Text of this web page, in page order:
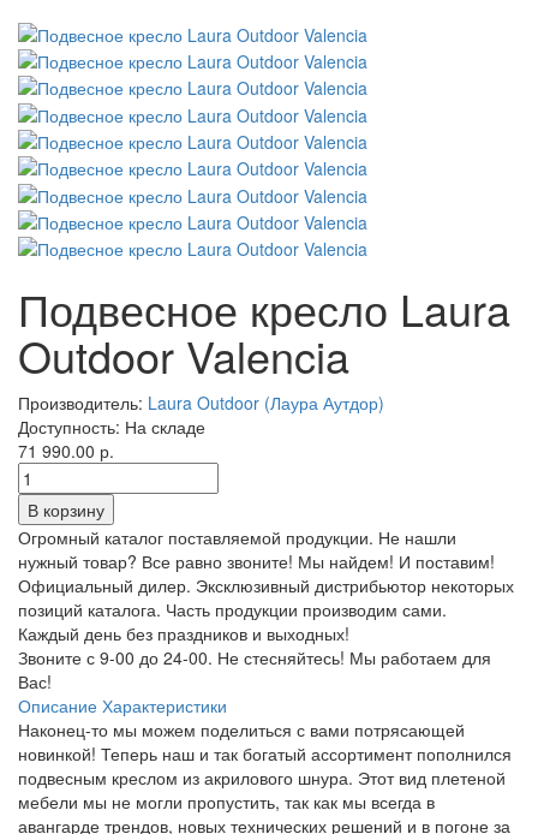
Подвесное кресло Laura
Outdoor Valencia
Производитель: Laura Outdoor (Лаура Аутдор)
Доступность: На складе
71 990.00 р.
Огромный каталог поставляемой продукции. Не нашли
нужный товар? Все равно звоните! Мы найдем! И поставим!
Официальный дилер. Эксклюзивный дистрибьютор некоторых
позиций каталога. Часть продукции производим сами.
Каждый день без праздников и выходных!
Звоните с 9-00 до 24-00. Не стесняйтесь! Мы работаем для
Вас!
Описание Характеристики
Наконец-то мы можем поделиться с вами потрясающей
новинкой! Теперь наш и так богатый ассортимент пополнился
подвесным креслом из акрилового шнура. Этот вид плетеной
мебели мы не могли пропустить, так как мы всегда в
авангарде трендов, новых технических решений и в погоне за